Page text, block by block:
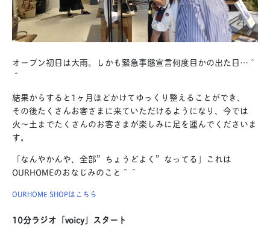
オープン初日は大雨。しかも緊急事態宣言何度目かの出た日…＾
＾
結果からすると1ヶ月ほどかけてゆっくり整えることができ、
その後たくさんお客さまに来ていただけるようになり、今では
火〜土までたくさんのお客さまが楽しみに足を運んでくださいま
す。
「なんやかんや、全部”ちょうどよく”なってる」これは
OURHOMEのおなじみのこと＾＾
OURHOME SHOPはこちら
10分ラジオ「voicy」スタート